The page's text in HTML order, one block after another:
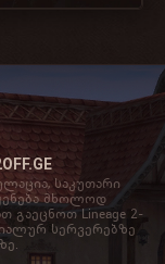
საკუთარი
მხოლოდ
გაეცნოთ Lineage 2-
სერვერებზე